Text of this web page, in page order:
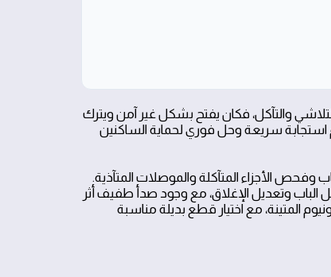
والتآكل، فكان يفتح بشكل غير آمن ويترك
استجابة سريعة وحل فوري لحماية الساكنين
التقييم السريع للباب وفحص الأجزاء المتآكلة والموصلات المتآذية.
كانت في مفصل الباب وتعديل الإغلاق، مع وجود صدأ طفيف أثر
المتينة، مع اختيار قطع بديلة مناسبة